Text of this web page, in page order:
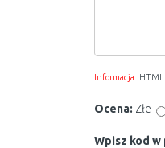
Informacja:
Ocena: Złe
Wpisz kod